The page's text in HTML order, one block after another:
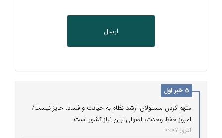
5 خبر اول
متهم کردن مسئولان ارشد نظام به خیانت و فساد، جایز نیست/
امروز حفظ وحدت، اصولی‌ترین نیاز کشور است
امروز 00:07